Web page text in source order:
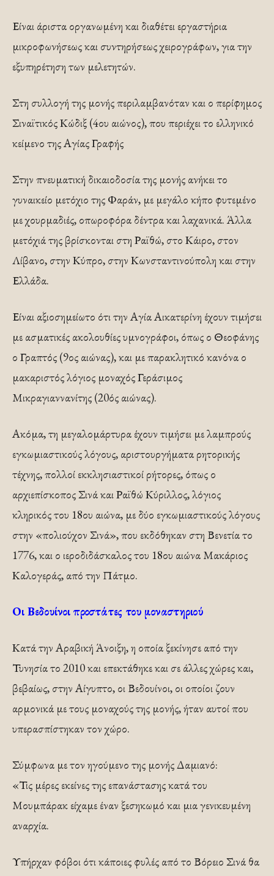
Είναι άριστα οργανωμένη και διαθέτει εργαστήρια
μικροφωνήσεως και συντηρήσεως χειρογράφων, για την
εξυπηρέτηση των μελετητών.
Στη συλλογή της μονής περιλαμβανόταν και ο περίφημος
Σιναϊτικός Κώδιξ (4ου αιώνος), που περιέχει το ελληνικό
κείμενο της Αγίας Γραφής
Στην πνευματική δικαιοδοσία της μονής ανήκει το
γυναικείο μετόχιο της Φαράν, με μεγάλο κήπο φυτεμένο
με χουρμαδιές, οπωροφόρα δέντρα και λαχανικά. Άλλα
μετόχιά της βρίσκονται στη Ραϊθώ, στο Κάιρο, στον
Λίβανο, στην Κύπρο, στην Κωνσταντινούπολη και στην
Ελλάδα.
Είναι αξιοσημείωτο ότι την Αγία Αικατερίνη έχουν τιμήσει
με ασματικές ακολουθίες υμνογράφοι, όπως ο Θεοφάνης
ο Γραπτός (9ος αιώνας), και με παρακλητικό κανόνα ο
μακαριστός λόγιος μοναχός Γεράσιμος
Μικραγιαννανίτης (20ός αιώνας).
Ακόμα, τη μεγαλομάρτυρα έχουν τιμήσει με λαμπρούς
εγκωμιαστικούς λόγους, αριστουργήματα ρητορικής
τέχνης, πολλοί εκκλησιαστικοί ρήτορες, όπως ο
αρχιεπίσκοπος Σινά και Ραϊθώ Κύριλλος, λόγιος
κληρικός του 18ου αιώνα, με δύο εγκωμιαστικούς λόγους
στην «πολιούχον Σινά», που εκδόθηκαν στη Βενετία το
1776, και ο ιεροδιδάσκαλος του 18ου αιώνα Μακάριος
Καλογεράς, από την Πάτμο.
Οι Βεδουίνοι προστάτες του μοναστηριού
Κατά την Αραβική Άνοιξη, η οποία ξεκίνησε από την
Τυνησία το 2010 και επεκτάθηκε και σε άλλες χώρες και,
βεβαίως, στην Αίγυπτο, οι Βεδουίνοι, οι οποίοι ζουν
αρμονικά με τους μοναχούς της μονής, ήταν αυτοί που
υπερασπίστηκαν τον χώρο.
Σύμφωνα με τον ηγούμενο της μονής Δαμιανό:
«Τις μέρες εκείνες της επανάστασης κατά του
Μουμπάρακ είχαμε έναν ξεσηκωμό και μια γενικευμένη
αναρχία.
Υπήρχαν φόβοι ότι κάποιες φυλές από το Βόρειο Σινά θα